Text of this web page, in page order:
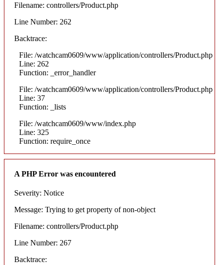
Filename: controllers/Product.php
Line Number: 262
Backtrace:
File: /watchcam0609/www/application/controllers/Product.php
Line: 262
Function: _error_handler
File: /watchcam0609/www/application/controllers/Product.php
Line: 37
Function: _lists
File: /watchcam0609/www/index.php
Line: 325
Function: require_once
A PHP Error was encountered
Severity: Notice
Message: Trying to get property of non-object
Filename: controllers/Product.php
Line Number: 267
Backtrace: